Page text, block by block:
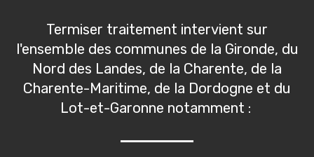
Termiser traitement intervient sur
l'ensemble des communes de la Gironde, du
Nord des Landes, de la Charente, de la
Charente-Maritime, de la Dordogne et du
Lot-et-Garonne notamment :